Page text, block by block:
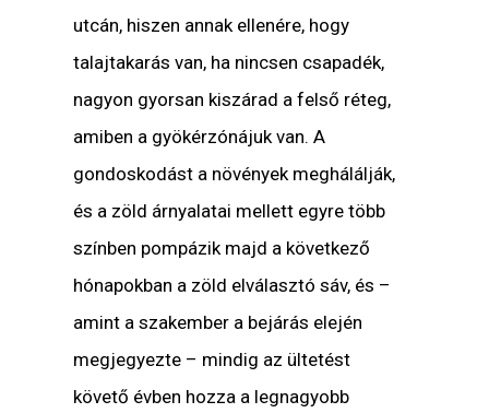
utcán, hiszen annak ellenére, hogy
talajtakarás van, ha nincsen csapadék,
nagyon gyorsan kiszárad a felső réteg,
amiben a gyökérzónájuk van. A
gondoskodást a növények meghálálják,
és a zöld árnyalatai mellett egyre több
színben pompázik majd a következő
hónapokban a zöld elválasztó sáv, és –
amint a szakember a bejárás elején
megjegyezte – mindig az ültetést
követő évben hozza a legnagyobb